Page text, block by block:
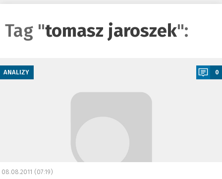
Tag "tomasz jaroszek":
ANALIZY 0
08.08.2011 (07:19)